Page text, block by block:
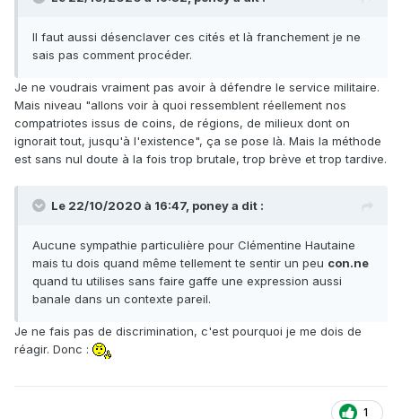
Il faut aussi désenclaver ces cités et là franchement je ne
sais pas comment procéder.
Je ne voudrais vraiment pas avoir à défendre le service militaire.
Mais niveau "allons voir à quoi ressemblent réellement nos
compatriotes issus de coins, de régions, de milieux dont on
ignorait tout, jusqu'à l'existence", ça se pose là. Mais la méthode
est sans nul doute à la fois trop brutale, trop brève et trop tardive.
Le 22/10/2020 à 16:47, poneya dit :
Aucune sympathie particulière pour Clémentine Hautaine
mais tu dois quand même tellement te sentir un peu con.ne
quand tu utilises sans faire gaffe une expression aussi
banale dans un contexte pareil.
Je ne fais pas de discrimination, c'est pourquoi je me dois de
réagir. Donc :
1